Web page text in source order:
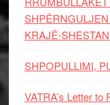
KRAJË-
SHPOPULLIMI,
VATRA’s Letter